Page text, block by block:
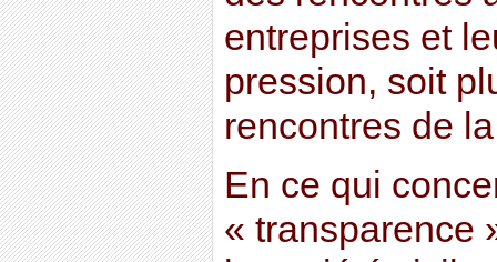
entreprises et
pression, soit
rencontres de
En ce qui
« transparence